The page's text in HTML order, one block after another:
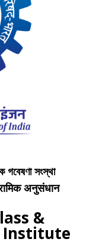
গবেষণা সংস্থা
अनुसंधान
&
Institute